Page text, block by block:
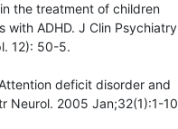
the treatment of children
with ADHD. J Clin Psychiatry
12): 50-5.
deficit disorder and
Neurol. 2005 Jan;32(1):1-10